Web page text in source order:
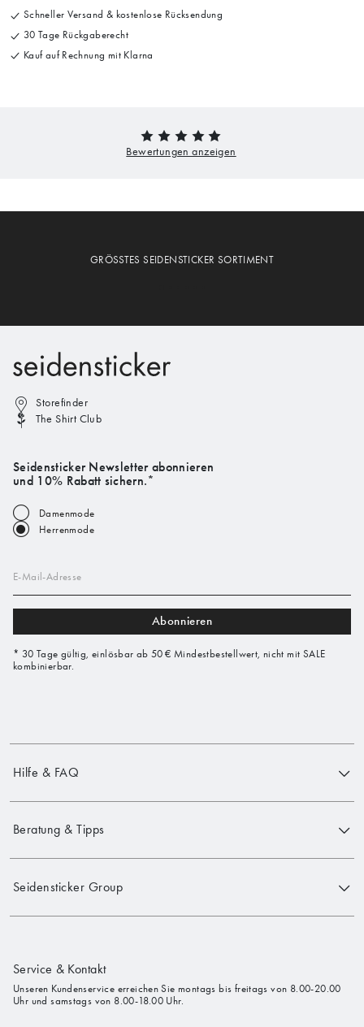
Schneller Versand & kostenlose Rücksendung
30 Tage Rückgaberecht
Kauf auf Rechnung mit Klarna
GRÖSSTES SEIDENSTICKER SORTIMENT
Storefinder
The Shirt Club
Seidensticker Newsletter abonnieren
und 10% Rabatt sichern.*
Damenmode
Herrenmode
E-Mail-Adresse
Abonnieren
* 30 Tage gültig, einlösbar ab 50 € Mindestbestellwert, nicht mit SALE
kombinierbar.
Hilfe & FAQ
Beratung & Tipps
Seidensticker Group
Service & Kontakt
Unseren Kundenservice erreichen Sie montags bis freitags von 8.00-20.00
Uhr und samstags von 8.00-18.00 Uhr.